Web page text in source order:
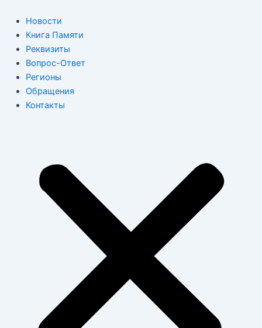
содержимому
Новости
Книга Памяти
Реквизиты
Вопрос-Ответ
Регионы
Обращения
Контакты